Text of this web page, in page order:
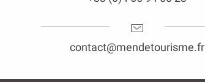
contact@mendetourisme.fr